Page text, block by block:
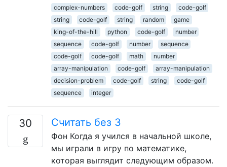
complex-numbers
code-golf string
code-golf
string
code-golf string random
game
king-of-the-hill
python code-golf
number
sequence
code-golf number
sequence
code-golf
code-golf math
number
array-manipulation
code-golf
array-manipulation
decision-problem
code-golf string
code-golf
sequence
integer
30 Считать без 3
Фон Когда я учился в начальной школе,
мы играли в игру по математике,
которая выглядит следующим образом.